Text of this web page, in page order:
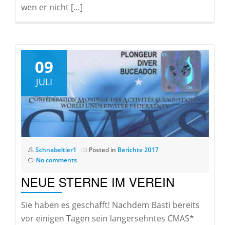
wen er nicht […]
09
JULI
Schnabeltier1 Posted in Berichte 2017
No comments
NEUE STERNE IM VEREIN
Sie haben es geschafft! Nachdem Basti bereits
vor einigen Tagen sein langersehntes CMAS*